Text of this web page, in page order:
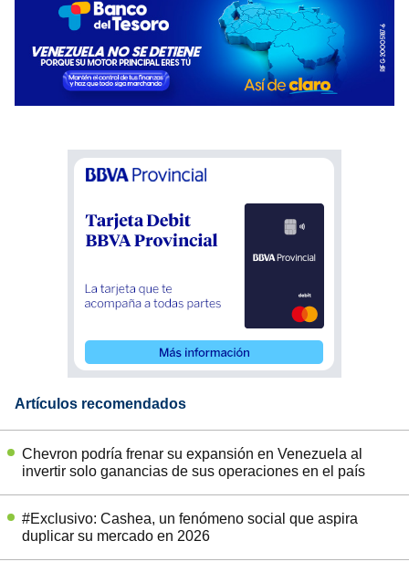
Artículos recomendados
Chevron podría frenar su expansión en Venezuela al
invertir solo ganancias de sus operaciones en el país
#Exclusivo: Cashea, un fenómeno social que aspira
duplicar su mercado en 2026